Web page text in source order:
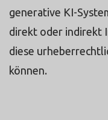
generative KI-
direkt oder indirekt
diese
können.